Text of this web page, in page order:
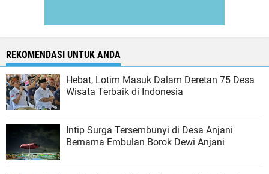
REKOMENDASI UNTUK ANDA
Hebat, Lotim Masuk Dalam Deretan 75 Desa
Wisata Terbaik di Indonesia
Intip Surga Tersembunyi di Desa Anjani
Bernama Embulan Borok Dewi Anjani